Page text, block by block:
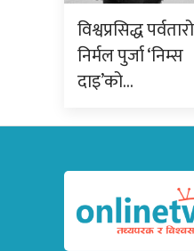
विश्वप्रसिद्ध
निर्मल पुर्जा ‘निम्स
दाइ’को…